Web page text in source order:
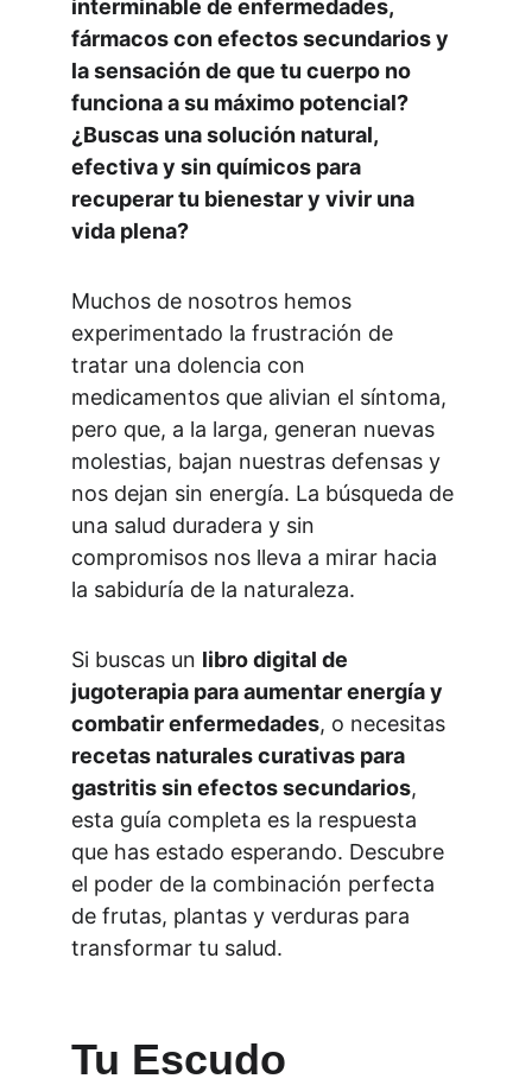
interminable de enfermedades,
fármacos con efectos secundarios y
la sensación de que tu cuerpo no
funciona a su máximo potencial?
¿Buscas una solución natural,
efectiva y sin químicos para
recuperar tu bienestar y vivir una
vida plena?
Muchos de nosotros hemos
experimentado la frustración de
tratar una dolencia con
medicamentos que alivian el síntoma,
pero que, a la larga, generan nuevas
molestias, bajan nuestras defensas y
nos dejan sin energía. La búsqueda de
una salud duradera y sin
compromisos nos lleva a mirar hacia
la sabiduría de la naturaleza.
Si buscas un libro digital de
jugoterapia para aumentar energía y
combatir enfermedades, o necesitas
recetas naturales curativas para
gastritis sin efectos secundarios,
esta guía completa es la respuesta
que has estado esperando. Descubre
el poder de la combinación perfecta
de frutas, plantas y verduras para
transformar tu salud.
Tu Escudo